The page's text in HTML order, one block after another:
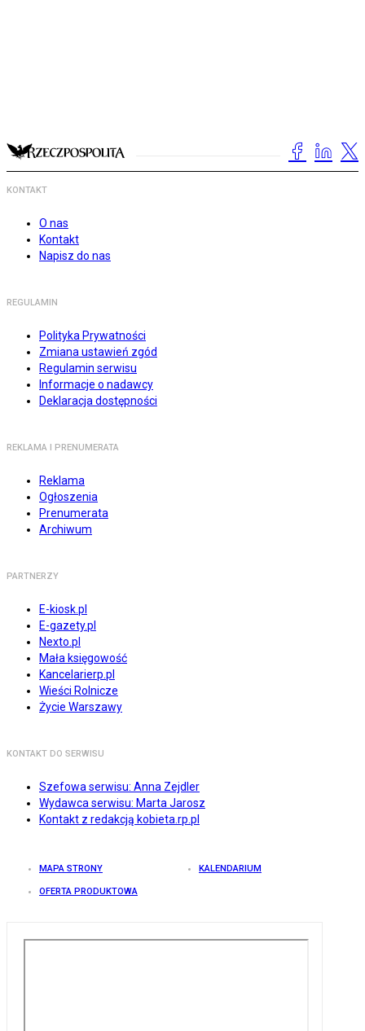
KONTAKT
O nas
Kontakt
Napisz do nas
REGULAMIN
Polityka Prywatności
Zmiana ustawień zgód
Regulamin serwisu
Informacje o nadawcy
Deklaracja dostępności
REKLAMA I PRENUMERATA
Reklama
Ogłoszenia
Prenumerata
Archiwum
PARTNERZY
E-kiosk.pl
E-gazety.pl
Nexto.pl
Mała księgowość
Kancelarierp.pl
Wieści Rolnicze
Życie Warszawy
KONTAKT DO SERWISU
Szefowa serwisu: Anna Zejdler
Wydawca serwisu: Marta Jarosz
Kontakt z redakcją kobieta.rp.pl
MAPA STRONY KALENDARIUM
OFERTA PRODUKTOWA